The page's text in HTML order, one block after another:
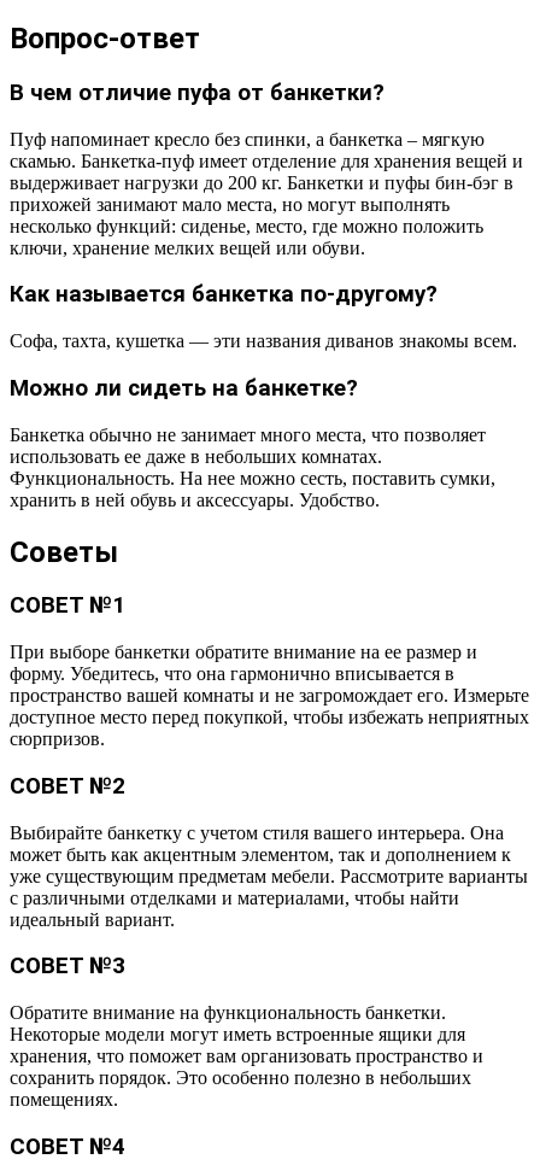
Вопрос-ответ
В чем отличие пуфа от банкетки?
Пуф напоминает кресло без спинки, а банкетка – мягкую
скамью. Банкетка-пуф имеет отделение для хранения вещей и
выдерживает нагрузки до 200 кг. Банкетки и пуфы бин-бэг в
прихожей занимают мало места, но могут выполнять
несколько функций: сиденье, место, где можно положить
ключи, хранение мелких вещей или обуви.
Как называется банкетка по-другому?
Софа, тахта, кушетка — эти названия диванов знакомы всем.
Можно ли сидеть на банкетке?
Банкетка обычно не занимает много места, что позволяет
использовать ее даже в небольших комнатах.
Функциональность. На нее можно сесть, поставить сумки,
хранить в ней обувь и аксессуары. Удобство.
Советы
СОВЕТ №1
При выборе банкетки обратите внимание на ее размер и
форму. Убедитесь, что она гармонично вписывается в
пространство вашей комнаты и не загромождает его. Измерьте
доступное место перед покупкой, чтобы избежать неприятных
сюрпризов.
СОВЕТ №2
Выбирайте банкетку с учетом стиля вашего интерьера. Она
может быть как акцентным элементом, так и дополнением к
уже существующим предметам мебели. Рассмотрите варианты
с различными отделками и материалами, чтобы найти
идеальный вариант.
СОВЕТ №3
Обратите внимание на функциональность банкетки.
Некоторые модели могут иметь встроенные ящики для
хранения, что поможет вам организовать пространство и
сохранить порядок. Это особенно полезно в небольших
помещениях.
СОВЕТ №4